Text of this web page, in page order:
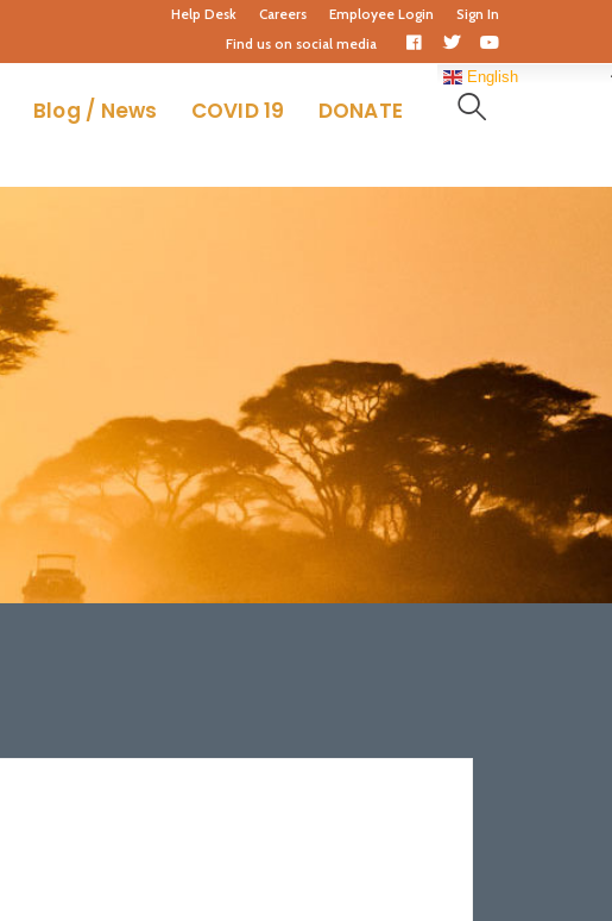
Help Desk Careers Employee Login
Sign In
Find us on social media
Facebook
Profile
Twitter
Profile
Youtube
Profile
Blog / News COVID 19 DONATE
English